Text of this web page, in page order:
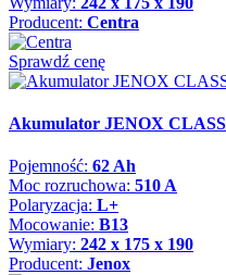
Producent: Centra
Sprawdź cenę
Akumulator JENOX
Pojemność: 62 Ah
Moc rozruchowa: 510 A
Polaryzacja: L+
Mocowanie: B13
Wymiary: 242 x 175 x 190
Producent: Jenox